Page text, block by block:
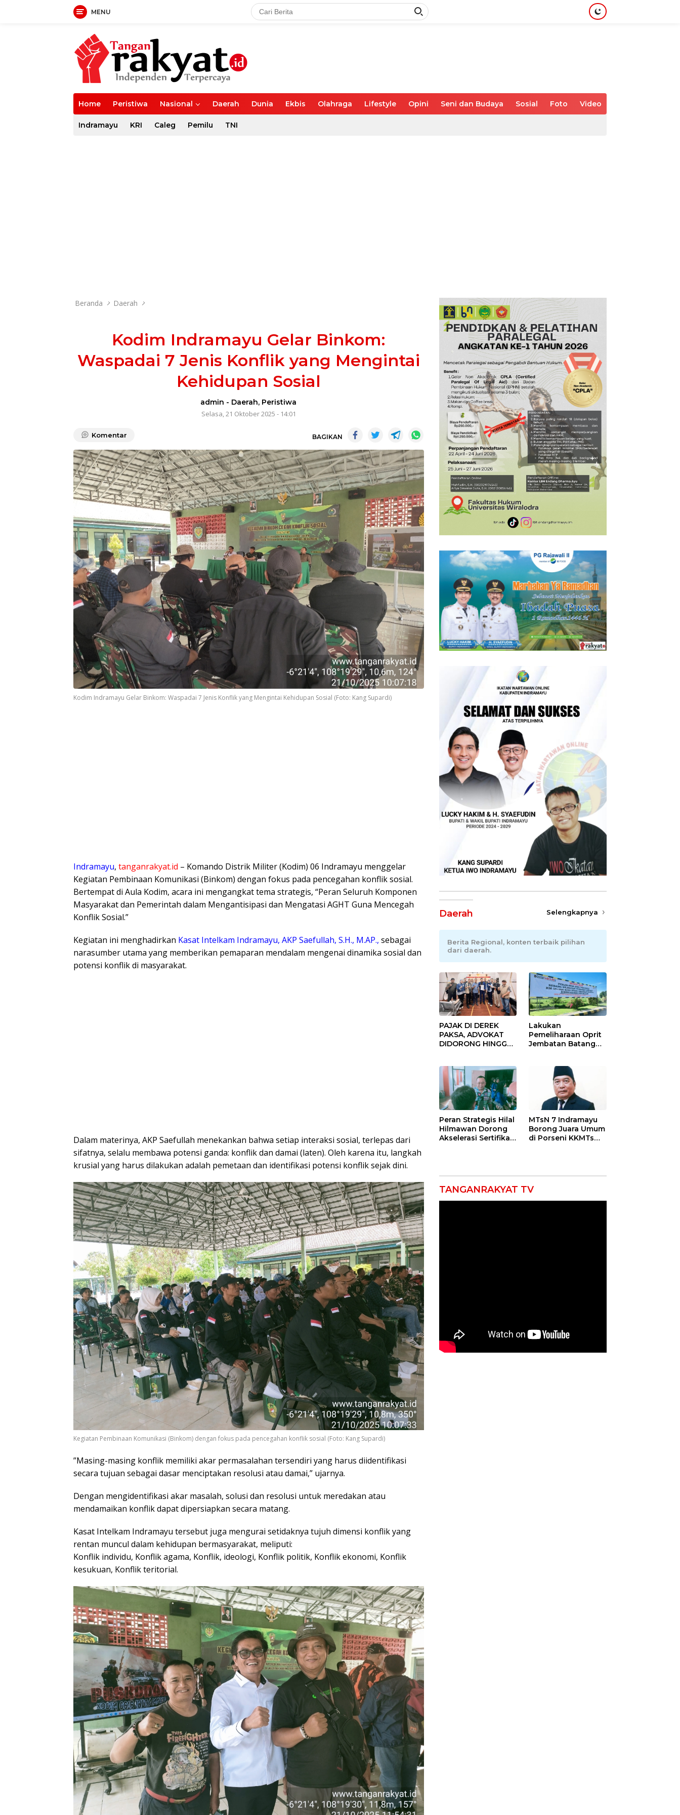
MENU
Home Peristiwa Nasional Daerah Dunia Ekbis Olahraga Lifestyle Opini Seni dan Budaya Sosial Foto Video
Indramayu KRI Caleg Pemilu TNI
Beranda Daerah
Kodim Indramayu Gelar Binkom:
Waspadai 7 Jenis Konflik yang Mengintai
Kehidupan Sosial
admin - Daerah, Peristiwa
Selasa, 21 Oktober 2025 - 14:01
Komentar BAGIKAN
Kodim Indramayu Gelar Binkom: Waspadai 7 Jenis Konflik yang Mengintai Kehidupan Sosial (Foto: Kang Supardi)
​Indramayu, tanganrakyat.id – Komando Distrik Militer (Kodim) 06 Indramayu menggelar
Kegiatan Pembinaan Komunikasi (Binkom) dengan fokus pada pencegahan konflik sosial.
Bertempat di Aula Kodim, acara ini mengangkat tema strategis, “Peran Seluruh Komponen
Masyarakat dan Pemerintah dalam Mengantisipasi dan Mengatasi AGHT Guna Mencegah
Konflik Sosial.”
​Kegiatan ini menghadirkan Kasat Intelkam Indramayu, AKP Saefullah, S.H., M.AP., sebagai
narasumber utama yang memberikan pemaparan mendalam mengenai dinamika sosial dan
potensi konflik di masyarakat.
​Dalam materinya, AKP Saefullah menekankan bahwa setiap interaksi sosial, terlepas dari
sifatnya, selalu membawa potensi ganda: konflik dan damai (laten). Oleh karena itu, langkah
krusial yang harus dilakukan adalah pemetaan dan identifikasi potensi konflik sejak dini.
Kegiatan Pembinaan Komunikasi (Binkom) dengan fokus pada pencegahan konflik sosial (Foto: Kang Supardi)
​”Masing-masing konflik memiliki akar permasalahan tersendiri yang harus diidentifikasi
secara tujuan sebagai dasar menciptakan resolusi atau damai,” ujarnya.
Dengan mengidentifikasi akar masalah, solusi dan resolusi untuk meredakan atau
mendamaikan konflik dapat dipersiapkan secara matang.
​Kasat Intelkam Indramayu tersebut juga mengurai setidaknya tujuh dimensi konflik yang
rentan muncul dalam kehidupan bermasyarakat, meliputi:
​Konflik individu, ​Konflik agama, ​Konflik, ideologi, ​Konflik politik, ​Konflik ekonomi, ​Konflik
kesukuan, ​Konflik teritorial.
Daerah Selengkapnya
Berita Regional, konten terbaik pilihan
dari daerah.
PAJAK DI DEREK
PAKSA, ADVOKAT
DIDORONG HINGGA
Advokat Riau
Ngamuk Kepung
Polresta Pekanbaru!
Lakukan
Pemeliharaan Oprit
Jembatan Batang
Contraflow di KM 55
Tol Binjai–Langsa
Peran Strategis Hilal
Hilmawan Dorong
Akselerasi Sertifikasi
Indramayu
MTsN 7 Indramayu
Borong Juara Umum
di Porseni KKMTs
TANGANRAKYAT TV